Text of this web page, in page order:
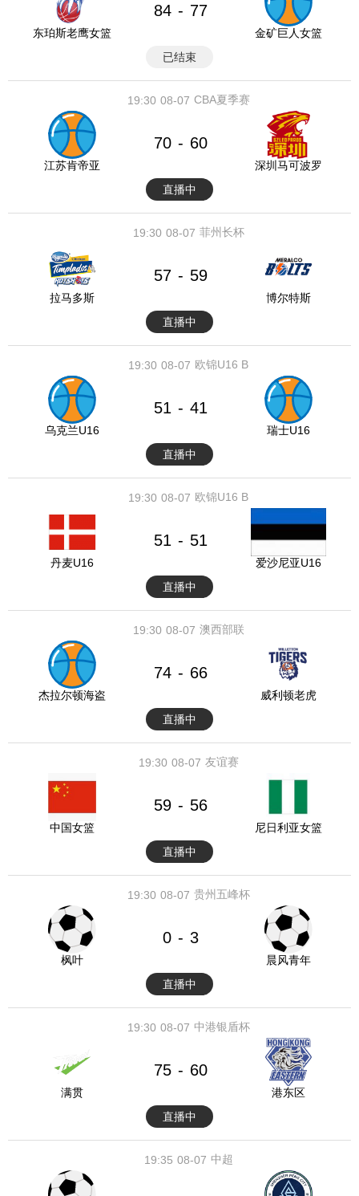
东珀斯老鹰女篮
84 - 77
金矿巨人女篮
已结束
08-07
19:30 CBA夏季赛
江苏肯帝亚
70 - 60
深圳马可波罗
直播中
08-07
19:30 菲州长杯
拉马多斯
57 - 59
博尔特斯
直播中
08-07
19:30 欧锦U16 B
乌克兰U16
51 - 41
瑞士U16
直播中
08-07
19:30 欧锦U16 B
丹麦U16
51 - 51
爱沙尼亚U16
直播中
08-07
19:30 澳西部联
杰拉尔顿海盗
74 - 66
威利顿老虎
直播中
08-07
19:30 友谊赛
中国女篮
59 - 56
尼日利亚女篮
直播中
08-07
19:30 贵州五峰杯
枫叶
0 - 3
晨风青年
直播中
08-07
19:30 中港银盾杯
满贯
75 - 60
港东区
直播中
08-07
19:35 中超